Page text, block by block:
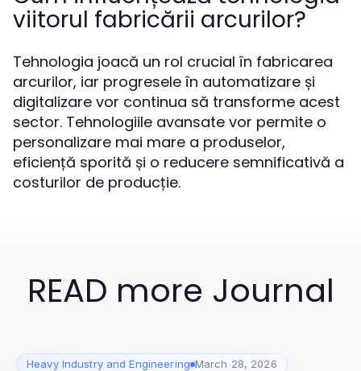
viitorul fabricării arcurilor?
Tehnologia joacă un rol crucial în fabricarea
arcurilor, iar progresele în automatizare și
digitalizare vor continua să transforme acest
sector. Tehnologiile avansate vor permite o
personalizare mai mare a produselor,
eficiență sporită și o reducere semnificativă a
costurilor de producție.
READ more Journal
Heavy Industry and Engineering March 28, 2026